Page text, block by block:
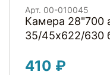
Арт. 00-010045
Камера 28"700 авто 48мм 00-010045
35/45х622/630
410 ₽